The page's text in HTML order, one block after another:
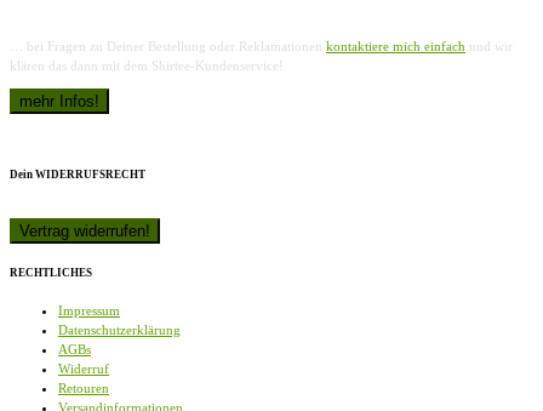
… bei Fragen zu Deiner Bestellung oder Reklamationen kontaktiere mich einfach und wir
klären das dann mit dem Shirtee-Kundenservice!
Dein WIDERRUFSRECHT
RECHTLICHES
Impressum
Datenschutzerklärung
AGBs
Widerruf
Retouren
Versandinformationen